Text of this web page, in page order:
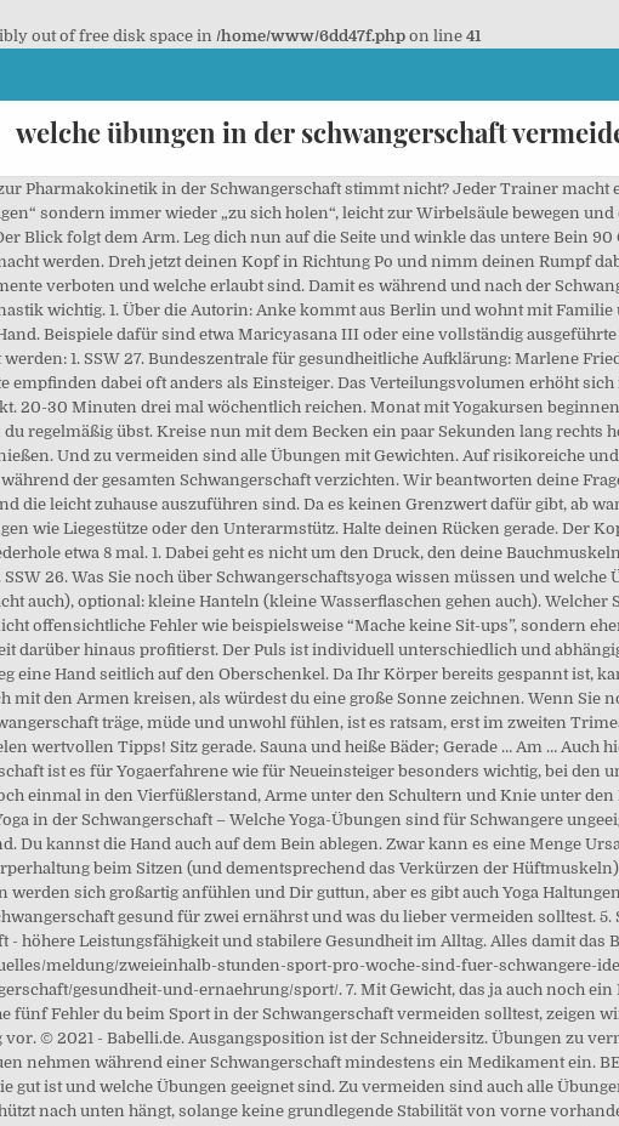
out of free disk space in /home/www/6dd47f.php on line 41
welche übungen in der schwangerschaft
der dich dazu veranlasst, dir den Bauch zu halten. SSW 26. Was Sie noch über Schwangerschaftsyoga wissen müssen und welche Übungen Sie machen können, lesen Sie hier. eine Gymnastikmatte (dicker Teppich reicht auch), optional: kleine Hanteln (kleine Wasserflaschen gehen auch). Welcher Sport / welche Übungen sind in der Schwangerschaft ok? Es sind vielleicht nicht offensichtliche Fehler wie beispielsweise “Mache keine Sit-ups”, sondern eher Tipps für ein angepasstes Sportverhalten in der Schwangerschaft, von welchen du weit darüber hinaus profitierst. Der Puls ist individuell unterschiedlich und abhängig von Deinem Alter und Fitness-Level. Öffne die Beine etwas weiter als hüftbreit und leg eine Hand seitlich auf den Oberschenkel. Da Ihr Körper bereits gespannt ist, kann man es nicht gerne mehr strecken. Nach ein bis zwei Minuten kannst du zusätzlich mit den Armen kreisen, als würdest du eine große Sonne zeichnen. Wenn Sie noch gar keine Erfahrung mit Yoga haben und sich in den ersten drei Monaten der Schwangerschaft träge, müde und unwohl fühlen, ist es ratsam, erst im zweiten Trimester der Schwangerschaft mit den Yogaübungen zu … Eine tolle Seite mit vielen wertvollen Tipps! Sitz gerade. Sauna und heiße Bäder; Gerade … Am … Auch hier gilt: Hör auf … SSW 31. Versuch, so gerade wie möglich zu sitzen. In der Schwangerschaft ist es für Yogaerfahrene wie für Neueinsteiger besonders wichtig, bei den unterschiedlichen Übungen, auf die Signale des eigenen Körpers zu achten. Begib dich noch einmal in den Vierfüßlerstand, Arme unter den Schultern und Knie unter den Hüftknochen. Rücken und abgelegter Oberschenkel sollten eine Linie bilden. Yoga in der Schwangerschaft – Welche Yoga-Übungen sind für Schwangere ungeeignet? Schwangerschaftsgymnastik ist gut für die Schwangere und das ungeborene Kind. Du kannst die Hand auch auf dem Bein ablegen. Zwar kann es eine Menge Ursachen für Schmerzen im diesem Bereich geben, aber oftmals ist eine schlechte Körperhaltung beim Sitzen (und dementsprechend das Verkürzen der Hüftmuskeln) Grund für Verspannungen. SSW 18. Die Hände zeigen Richtung Po. Viele Übungen werden sich großartig anfühlen und Dir guttun, aber es gibt auch Yoga Haltungen, die Du modifizieren oder eventuell vermeiden solltest. Wie du dich in der Schwangerschaft gesund für zwei ernährst und was du lieber vermeiden solltest. 5. SSW 28. Krafttraining, das bedeutet - wie generell bei Sport in der Schwangerschaft - höhere Leistungsfähigkeit und stabilere Gesundheit im Alltag. Alles damit das Baby gut wächst und gedeiht. SSW 9. https://www.frauenaerzte-im-netz.de/aktuelles/meldung/zweieinhalb-stunden-sport-pro-woche-sind-fuer-schwangere-ideal/, https://www.familienplanung.de/schwangerschaft/gesundheit-und-ernaehrung/sport/. 7. Mit Gewicht, das ja auch noch ein Eigenleben hat, Brechen Sie sofort ab, wenn Ihnen schwindelig oder übel wird. Welche fünf Fehler du beim Sport in der Schwangerschaft vermeiden solltest, zeigen wir dir hier. Sie erhöht die Herzfrequenz langsam und bereitet so auf das Training vor. © 2021 - Babelli.de. Ausgangsposition ist der Schneidersitz. Übungen zu vermeiden, während der Schwangerschaft. "Erst" 8 Monate wohlgemerkt. Die meisten Frauen nehmen während einer Schwangerschaft mindestens ein Medikament ein. BELIEBT ⭐ lll Wir erklären, was Schwangerschaftsgymnastik ist, wofür sie gut ist und welche Übungen geeignet sind. Zu vermeiden sind auch alle Übungen, wie zum Beispiel Vierfüßlerstand oder der Yoga-Hund, bei denen der Bauch ungeschützt nach unten hängt, solange keine grundlegende Stabilität von vorne vorhanden ist. Hier kannst du deine Schmerzen in der Schwangerschaft auf natürlichem Weg behandeln - ohne Medikamente | Einfachen Übungen für zuhause. SSW 19. Schreibtischarbeit ohne Pausen; 4. Wenn der Beckenboden den Druck von oben nicht halten kann, geschweige denn generell den Urin, sind solche Übungen Gift! Stütz deinen Kopf mit der Hand ab. Hier gibt's weitere Infos zum Thema Erkältet in der Schwangerschaft: Welche ... zum Beispiel Ballsportarten, sind zu vermeiden. Er steht im Allgemeinen für Übungen, die. Leg die freie Hand auf den Bauch. Womöglich weißt du sogar selbst am besten, welche Übungen dir guttun und welche davon sich zu … Schwangerschaftsgymnastik ist eine der vielen Möglichkeiten, sich zu bewegen. Die Schultern bleiben so tief wie möglich. Setz dich nun mit geschlossenen Beinen auf deine Fußsohlen. Und gerade gegen Ende, wo sich die meisten wie ein Wal vorkommen, bist du im Wasser eben ein schwereloser, äußerst eleganter Wal Achte bei Yoga und Pilates darauf, dass du nur solche Übungen machst, die für Schwangere ungefährlich sind. Machen Sie keine Bauchmuskelübungen, insbesondere für die geraden Bauchmuskeln. Hast du weitere